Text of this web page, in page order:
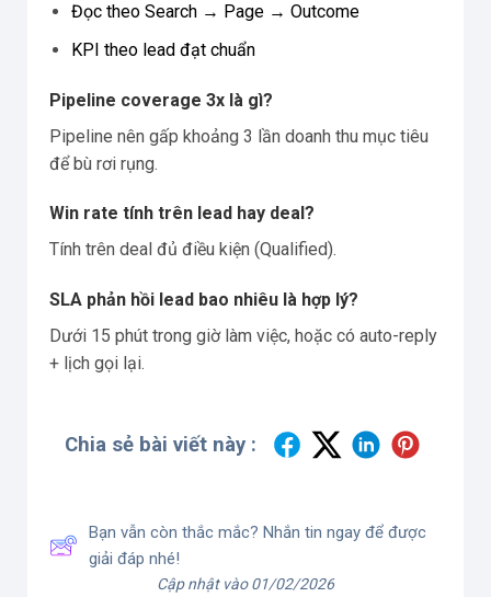
Đọc theo Search → Page → Outcome
KPI theo lead đạt chuẩn
Pipeline coverage 3x là gì?
Pipeline nên gấp khoảng 3 lần doanh thu mục tiêu
để bù rơi rụng.
Win rate tính trên lead hay deal?
Tính trên deal đủ điều kiện (Qualified).
SLA phản hồi lead bao nhiêu là hợp lý?
Dưới 15 phút trong giờ làm việc, hoặc có auto-reply
+ lịch gọi lại.
Chia sẻ bài viết này :
Bạn vẫn còn thắc mắc? Nhắn tin ngay để được
giải đáp nhé!
Cập nhật vào 01/02/2026